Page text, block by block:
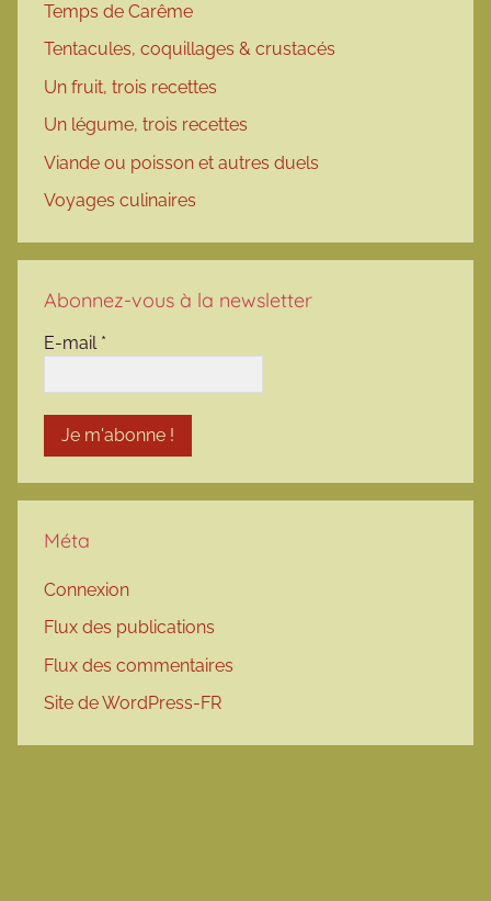
Temps de Carême
Tentacules, coquillages & crustacés
Un fruit, trois recettes
Un légume, trois recettes
Viande ou poisson et autres duels
Voyages culinaires
Abonnez-vous à la newsletter
E-mail *
Méta
Connexion
Flux des publications
Flux des commentaires
Site de WordPress-FR